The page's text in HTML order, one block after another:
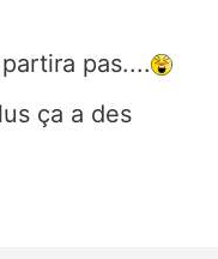
pas....
ça a des